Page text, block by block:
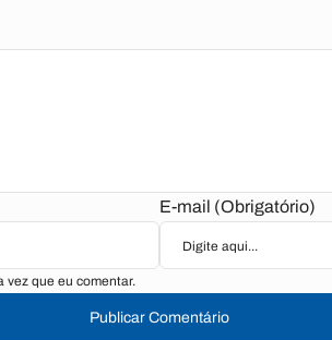
E-mail (Obrigatório)
vez que eu comentar.
Publicar Comentário